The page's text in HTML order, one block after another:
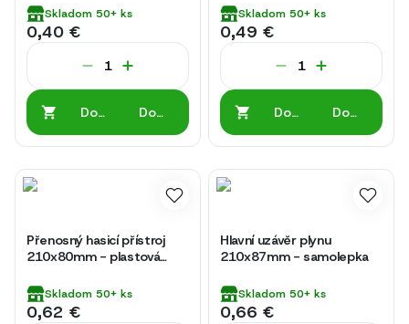
Skladom 50+ ks
0,40 €
Do
Do
Skladom 50+ ks
0,49 €
Do
Do
Přenosný hasicí přístroj
210x80mm - plastová
Skladom 50+ ks
0,62 €
Hlavní uzávěr plynu
210x87mm - samolepka
Skladom 50+ ks
0,66 €